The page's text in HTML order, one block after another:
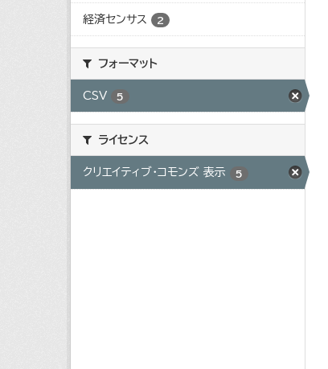
経済センサス 2
フォーマット
CSV 5
ライセンス
クリエイティブ・コモンズ 表示 5